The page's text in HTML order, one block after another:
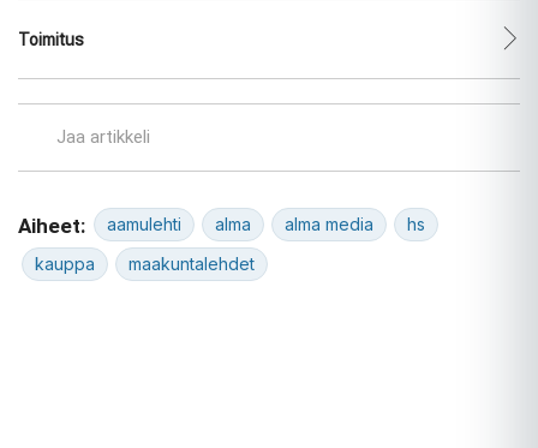
Toimitus
Jaa artikkeli
Aiheet: aamulehti alma alma media
hs
kauppa
maakuntalehdet